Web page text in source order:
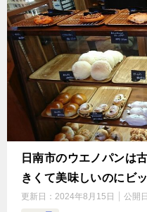
日南市のウエノパンは
きくて美味しいのにビ
更新日： 2024年8月15日 公開